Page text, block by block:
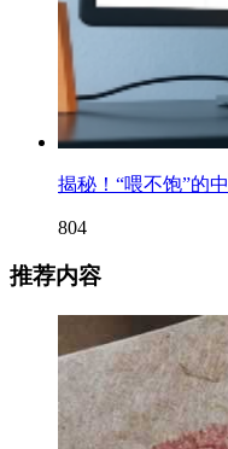
揭秘！“喂不饱”的
804
推荐内容